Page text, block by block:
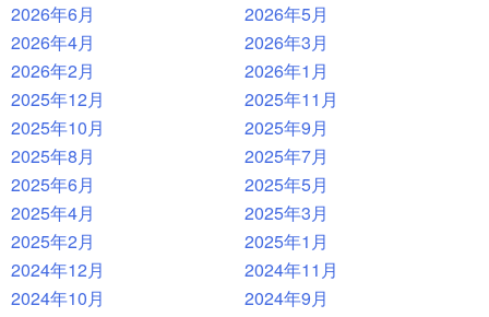
2026年6月
2026年5月
2026年4月
2026年3月
2026年2月
2026年1月
2025年12月
2025年11月
2025年10月
2025年9月
2025年8月
2025年7月
2025年6月
2025年5月
2025年4月
2025年3月
2025年2月
2025年1月
2024年12月
2024年11月
2024年10月
2024年9月